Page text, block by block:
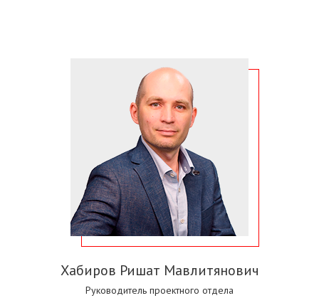
Хабиров Ришат Мавлитянович
Руководитель проектного отдела